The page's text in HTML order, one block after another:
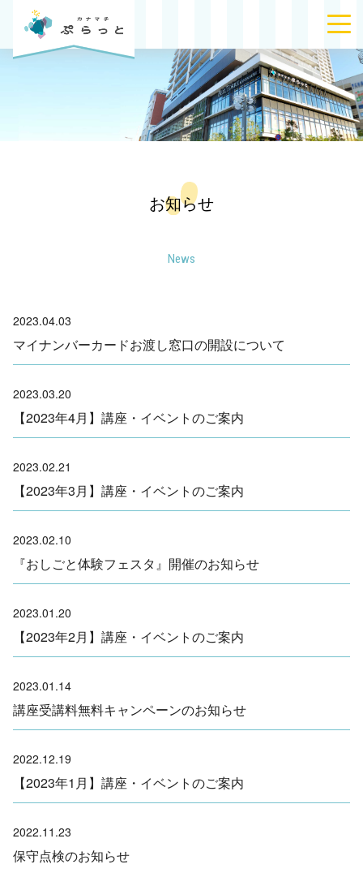
お知らせ
News
2023.04.03
マイナンバーカードお渡し窓口の開設について
2023.03.20
【2023年4月】講座・イベントのご案内
2023.02.21
【2023年3月】講座・イベントのご案内
2023.02.10
『おしごと体験フェスタ』開催のお知らせ
2023.01.20
【2023年2月】講座・イベントのご案内
2023.01.14
講座受講料無料キャンペーンのお知らせ
2022.12.19
【2023年1月】講座・イベントのご案内
2022.11.23
保守点検のお知らせ